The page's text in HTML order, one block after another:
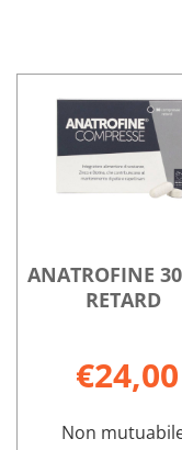
ANATROFINE
RETARD
€24,00
Non